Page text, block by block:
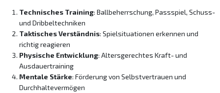
Technisches Training: Ballbeherrschung, Passspiel, Schuss-
und Dribbeltechniken
Taktisches Verständnis: Spielsituationen erkennen und
richtig reagieren
Physische Entwicklung: Altersgerechtes Kraft- und
Ausdauertraining
Mentale Stärke: Förderung von Selbstvertrauen und
Durchhaltevermögen